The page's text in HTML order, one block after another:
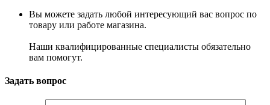
Вы можете задать любой интересующий вас вопрос по
товару или работе магазина.
Наши квалифицированные специалисты обязательно
вам помогут.
Задать вопрос